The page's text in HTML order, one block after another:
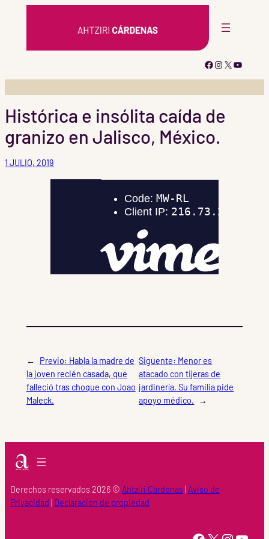
Facebook
Instagram
X YouTube
Histórica e insólita caída de
granizo en Jalisco, México.
1 JULIO, 2019
← Previo: Habla la madre de
la joven recién casada, que
falleció tras choque con Joao
Maleck.
Siguente: Menor es
atacado con tijeras de
jardinería. Su familia pide
apoyo médico.
→
Derechos reservados 2026 © Ahtziri Cárdenas Aviso de
Privacidad Declaración de propiedad